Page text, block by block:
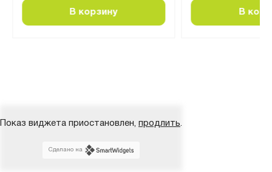
В корзину В
Показ виджета приостановлен, продлить.
Сделано на